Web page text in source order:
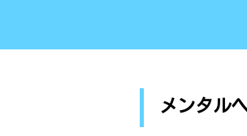
メンタル